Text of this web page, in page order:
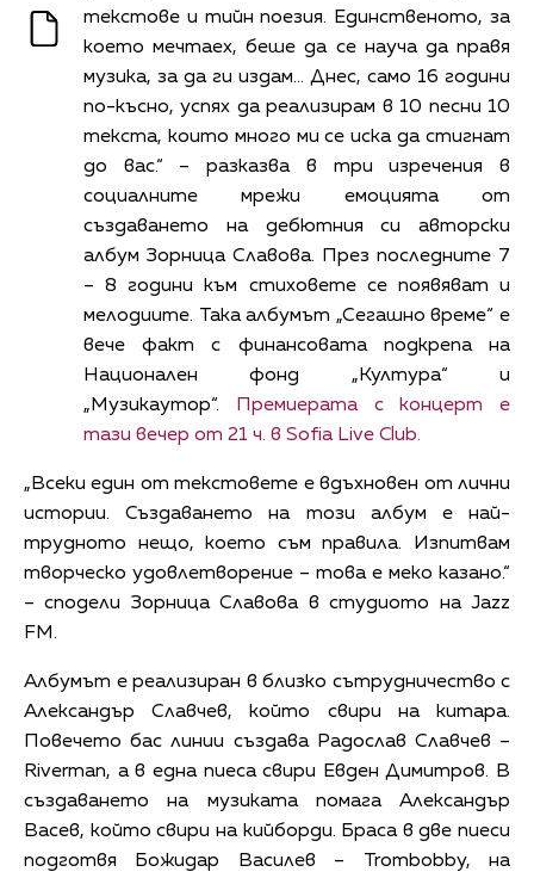
текстове и тийн поезия. Единственото, за
което мечтаех, беше да се науча да правя
музика, за да ги издам… Днес, само 16 години
по-късно, успях да реализирам в 10 песни 10
текста, които много ми се иска да стигнат
до вас.“ – разказва в три изречения в
социалните мрежи емоцията от
създаването на дебютния си авторски
албум Зорница Славова. През последните 7
– 8 години към стиховете се появяват и
мелодиите. Така албумът „Сегашно време“ е
вече факт с финансовата подкрепа на
Национален фонд „Култура“ и
„Музикаутор“. Премиерата с концерт е
тази вечер от 21 ч. в Sofia Live Club.
„Всеки един от текстовете е вдъхновен от лични
истории. Създаването на този албум е най-
трудното нещо, което съм правила. Изпитвам
творческо удовлетворение – това е меко казано.“
– сподели Зорница Славова в студиото на Jazz
FM.
Албумът е реализиран в близко сътрудничество с
Александър Славчев, който свири на китара.
Повечето бас линии създава Радослав Славчев –
Riverman, а в една пиеса свири Евден Димитров. В
създаването на музиката помага Александър
Васев, който свири на кийборди. Браса в две пиеси
подготвя Божидар Василев – Trombobby, на